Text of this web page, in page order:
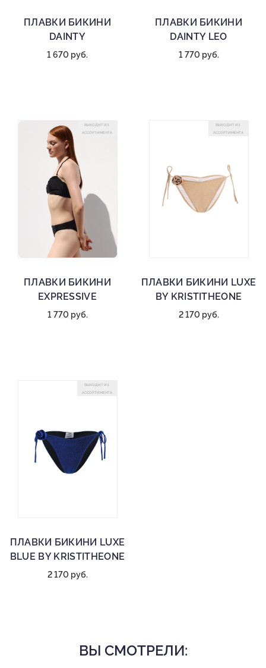
ПЛАВКИ БИКИНИ
DAINTY
1 670 руб.
ПЛАВКИ БИКИНИ
DAINTY LEO
1 770 руб.
ВЫХОДИТ ИЗ
АССОРТИМЕНТА
ПЛАВКИ БИКИНИ
EXPRESSIVE
1 770 руб.
ВЫХОДИТ ИЗ
АССОРТИМЕНТА
ПЛАВКИ БИКИНИ LUXE
BY KRISTITHEONE
2 170 руб.
ВЫХОДИТ ИЗ
АССОРТИМЕНТА
ПЛАВКИ БИКИНИ LUXE
BLUE BY KRISTITHEONE
2 170 руб.
ВЫ СМОТРЕЛИ: